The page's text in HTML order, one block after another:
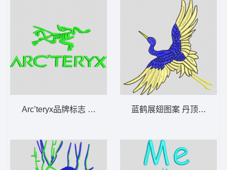
Arc’teryx品牌标志 变色龙 蓝鹤展翅图案 丹顶鹤仙鹤